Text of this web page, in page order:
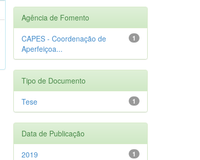
Agência de Fomento
1
CAPES - Coordenação de
Aperfeiçoa...
Tipo de Documento
1
Tese
Data de Publicação
1
2019